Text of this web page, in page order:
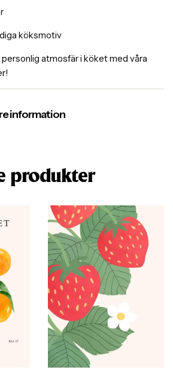
köksmotiv
atmosfär i köket med våra
information
produkter